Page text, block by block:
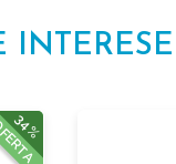
INTERESE
34%